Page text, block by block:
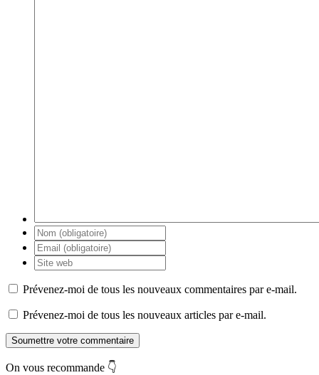
Prévenez-moi de tous les nouveaux commentaires par e-mail.
Prévenez-moi de tous les nouveaux articles par e-mail.
Soumettre votre commentaire
On vous recommande 👇